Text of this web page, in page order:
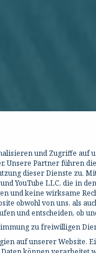
und Zugriffe
Unsere Partner führen
dieser Dienste zu.
YouTube LLC, die in
und keine wirksame
obwohl von uns, als
und entscheiden, ob
zu freiwilligen
auf unserer Website.